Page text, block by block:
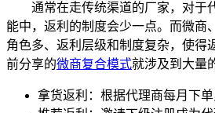
通常在走传统渠道的厂家，对于
能中，返利的制度会少一点。而微商
角色多、返利层级和制度复杂，使得
前分享的微商复合模式就涉及到大量
拿货返利：根据代理商每月下